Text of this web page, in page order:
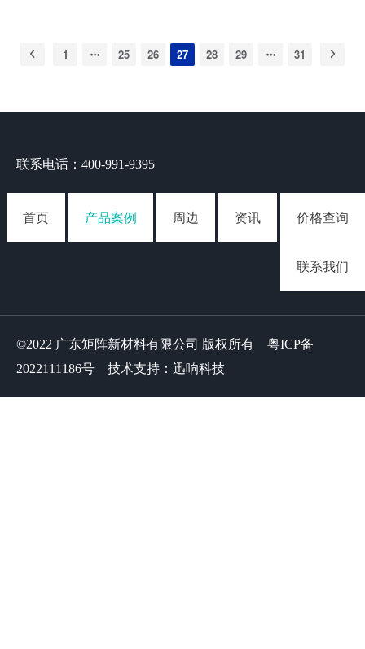
1 25 26 27 28 29 31
联系电话：400-991-9395
首页 产品案例 周边 资讯 价格查询
联系我们
©2022 广东矩阵新材料有限公司 版权所有 粤ICP备
2022111186号 技术支持：迅响科技